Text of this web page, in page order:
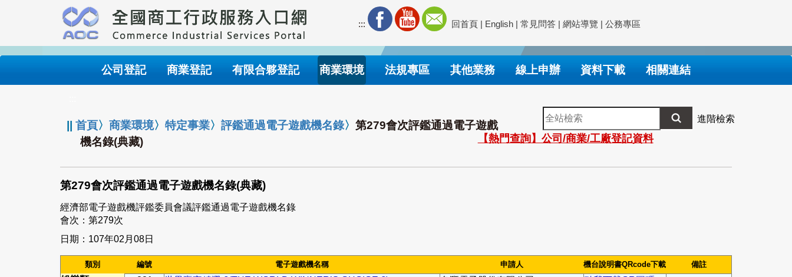
要
內
::: 回首頁 | English | 常見問答 | 網站導覽 | 公務專區
公司登記 商業登記 有限合夥登記 商業環境 法規專區 其他業務 線上申辦 資料下載 相關連結
||首頁〉商業環境〉特定事業〉評鑑通過電子遊戲機名錄〉第279會次評鑑通過電子遊戲
機名錄(典藏)
全
站
檢
進階檢索
【熱門查詢】公司/商業/工廠登記資料
第279會次評鑑通過電子遊戲機名錄(典藏)
經濟部電子遊戲機評鑑委員會議評鑑通過電子遊戲機名錄
會次：第279次
日期：107年02月08日
類別 編號 電子遊戲機名稱 申請人 機台說明書QRcode下載 備註